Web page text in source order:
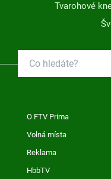
Tvarohové
O FTV Prima
Volná místa
Reklama
HbbTV